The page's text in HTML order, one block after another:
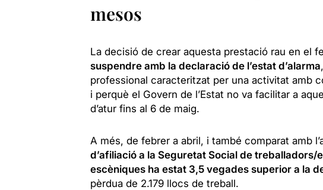
mesos
La decisió de crear aquesta prestació rau en el
suspendre amb la declaració de l’estat d’alarma
professional caracteritzat per una activitat amb
i perquè el Govern de l’Estat no va facilitar a
d’atur fins al 6 de maig.
A més, de febrer a abril, i també comparat amb
d’afiliació a la Seguretat Social de
escèniques ha estat 3,5 vegades superior a la
pèrdua de 2.179 llocs de treball.